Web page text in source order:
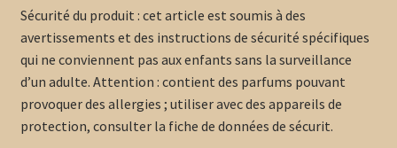
Sécurité du produit : cet article est soumis à des
avertissements et des instructions de sécurité spécifiques
qui ne conviennent pas aux enfants sans la surveillance
d’un adulte. Attention : contient des parfums pouvant
provoquer des allergies ; utiliser avec des appareils de
protection, consulter la fiche de données de sécurit.